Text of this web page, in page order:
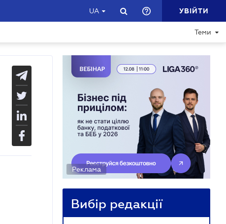
UA УВІЙТИ
Теми
Реклама
Вибір редакції